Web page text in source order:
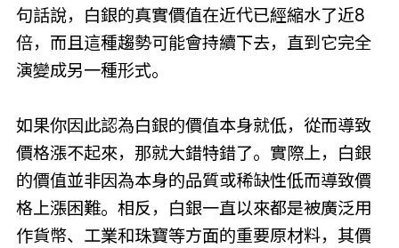
句話說，白銀的真實價值在近代已經縮水了近8
倍，而且這種趨勢可能會持續下去，直到它完全
演變成另一種形式。
如果你因此認為白銀的價值本身就低，從而導致
價格漲不起來，那就大錯特錯了。實際上，白銀
的價值並非因為本身的品質或稀缺性低而導致價
格上漲困難。相反，白銀一直以來都是被廣泛用
作貨幣、工業和珠寶等方面的重要原材料，其價